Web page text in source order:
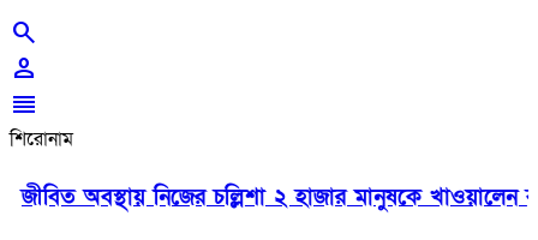
search
person
reorder
শিরোনাম
অবস্থায় নিজের চল্লিশা ২ হাজার মানুষকে খাওয়ালেন বৃদ্ধ